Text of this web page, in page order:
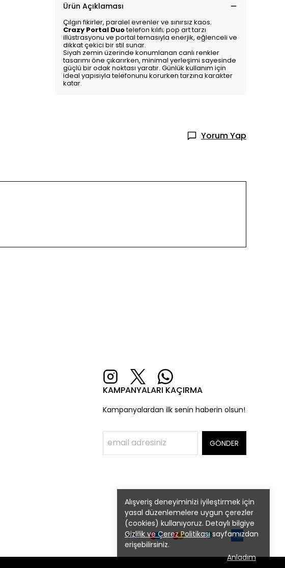
Alışveriş deneyiminizi iyileştirmek için
yasal düzenlemelere uygun çerezler
(cookies) kullanıyoruz. Detaylı bilgiye
Gizlilik ve Çerez Politikasısayfamızdan
erişebilirsiniz.
Anladım
Ürün Açıklaması
Çılgın fikirler, paralel evrenler ve sınırsız kaos.
Crazy Portal Duotelefon kılıfı; pop art tarzı
illüstrasyonu ve portal temasıyla enerjik, eğlenceli ve
dikkat çekici bir stil sunar.
Siyah zemin üzerinde konumlanan canlı renkler
tasarımı öne çıkarırken, minimal yerleşimi sayesinde
güçlü bir odak noktası yaratır. Günlük kullanım için
ideal yapısıyla telefonunu korurken tarzına karakter
katar.
Yorum Yap
KAMPANYALARI KAÇIRMA
Kampanyalardan ilk senin haberin olsun!
GÖNDER